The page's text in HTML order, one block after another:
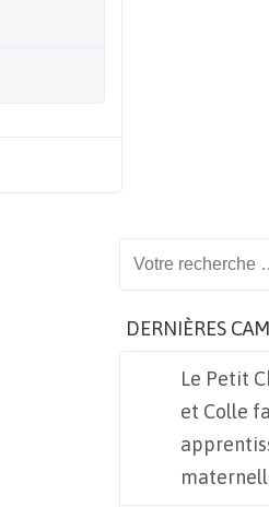
DERNIÈRES
Le Petit
et Colle